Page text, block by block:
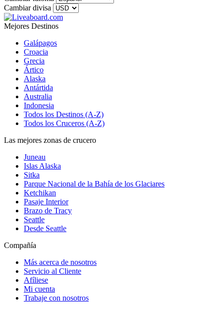
Cambiar divisa
Mejores Destinos
Galápagos
Croacia
Grecia
Ártico
Alaska
Antártida
Australia
Indonesia
Todos los Destinos (A-Z)
Todos los Cruceros (A-Z)
Las mejores zonas de crucero
Juneau
Islas Alaska
Sitka
Parque Nacional de la Bahía de los Glaciares
Ketchikan
Pasaje Interior
Brazo de Tracy
Seattle
Desde Seattle
Compañía
Más acerca de nosotros
Servicio al Cliente
Afíliese
Mi cuenta
Trabaje con nosotros